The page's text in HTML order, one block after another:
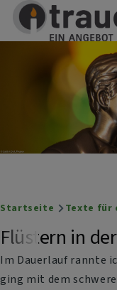
Direkt zum Inhalt
Trauernetz
Ein Angebot der
Breadcrumb
Startseite Texte für
Flüstern in
Im Dauerlauf rannte
ging mit dem